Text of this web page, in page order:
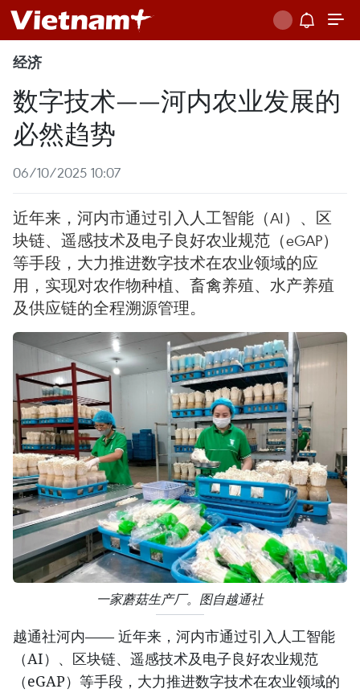
经济
数字技术——河内农业发展的
必然趋势
06/10/2025 10:07
近年来，河内市通过引入人工智能（AI）、区
块链、遥感技术及电子良好农业规范（eGAP）
等手段，大力推进数字技术在农业领域的应
用，实现对农作物种植、畜禽养殖、水产养殖
及供应链的全程溯源管理。
一家蘑菇生产厂。图自越通社
越通社河内—— 近年来，河内市通过引入人工智能
（AI）、区块链、遥感技术及电子良好农业规范
（eGAP）等手段，大力推进数字技术在农业领域的